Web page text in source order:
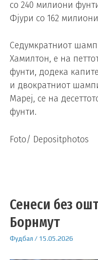
со 240 милиони
Фјури со 162
Седумкратниот
Хамилтон, е на
фунти, додека
и двократниот
Мареј, се на
фунти.
Foto/ Depositphotos
Сенеси без
Борнмут
Фудбал / 15.05.2026